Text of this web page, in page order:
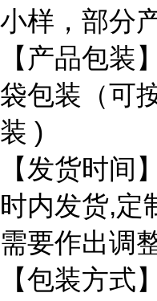
小样，部分
【产品包装
袋包装（可
装 )
【发货时间
时内发货,定
需要作出调整
【包装方式】